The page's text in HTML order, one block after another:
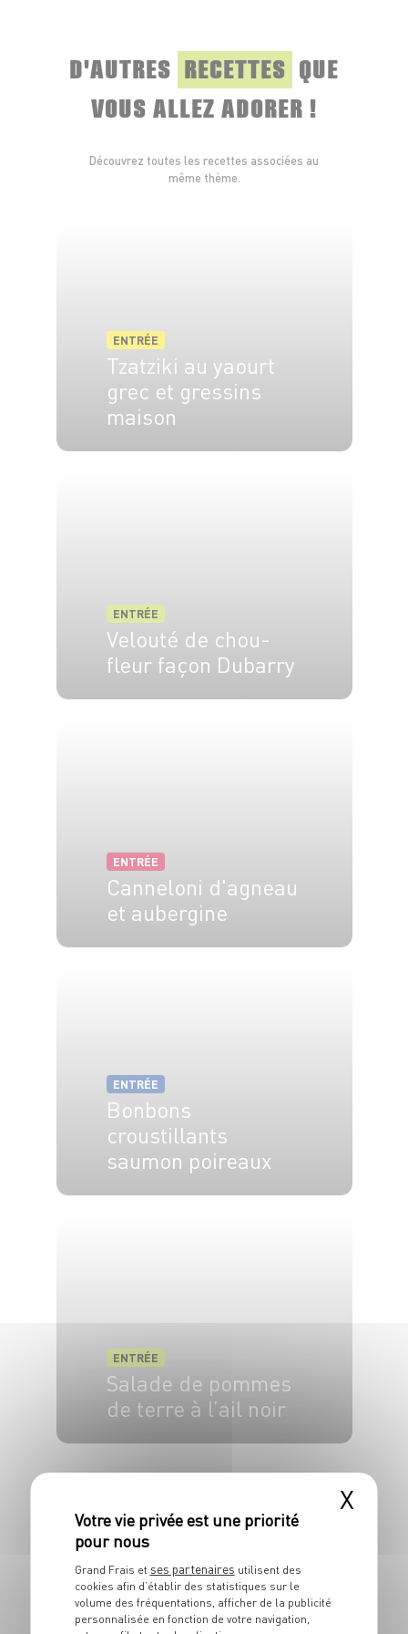
D'AUTRES RECETTES QUE
VOUS ALLEZ ADORER !
Découvrez toutes les recettes associées au
même thème.
ENTRÉE
Tzatziki au yaourt
grec et gressins
maison
ENTRÉE
Velouté de chou-
fleur façon Dubarry
ENTRÉE
Canneloni d'agneau
et aubergine
ENTRÉE
Bonbons
croustillants
saumon poireaux
ENTRÉE
Salade de pommes
de terre à l’ail noir
X
Grand Frais et ses partenaires utilisent des
cookies afin d’établir des statistiques sur le
volume des fréquentations, afficher de la publicité
personnalisée en fonction de votre navigation,